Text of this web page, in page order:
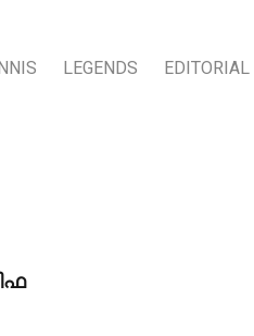
LEGENDS EDITORIAL